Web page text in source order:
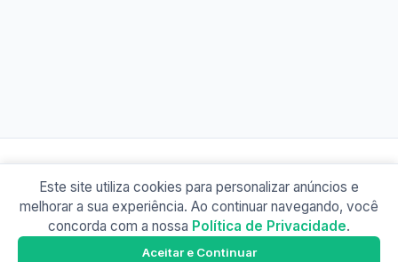
© 2026 Busão BR
Sobre Contato Política de Privacidade
Este site utiliza cookies para personalizar anúncios e
melhorar a sua experiência. Ao continuar navegando, você
concorda com a nossa Política de Privacidade.
Aceitar e Continuar